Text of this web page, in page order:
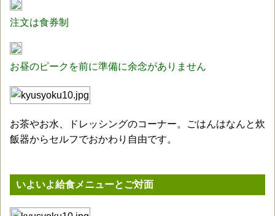
注文は食券制
お昼のピークを前に準備に余念がありません
お茶やお水、ドレッシングのコーナー。ごはんはなんと炊
飯器からセルフでおかわり自由です。
いよいよ給食メニューとご対面